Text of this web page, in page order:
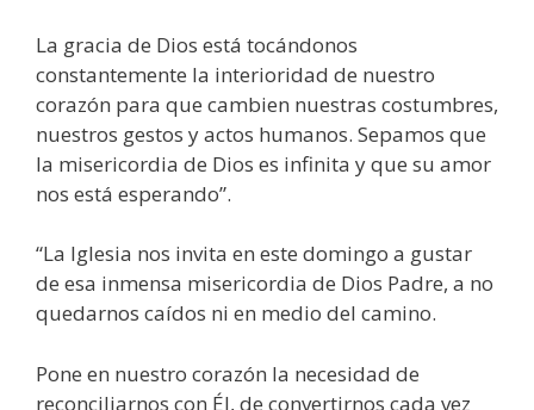
La gracia de Dios está tocándonos
constantemente la interioridad de nuestro
corazón para que cambien nuestras costumbres,
nuestros gestos y actos humanos. Sepamos que
la misericordia de Dios es infinita y que su amor
nos está esperando”.
“La Iglesia nos invita en este domingo a gustar
de esa inmensa misericordia de Dios Padre, a no
quedarnos caídos ni en medio del camino.
Pone en nuestro corazón la necesidad de
reconciliarnos con Él, de convertirnos cada vez